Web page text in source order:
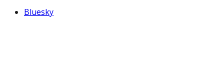
Bluesky